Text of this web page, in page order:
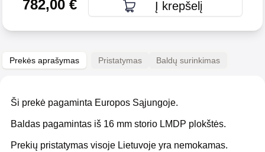
782,00€ Į krepšelį
Prekės aprašymas Pristatymas Baldų surinkimas
Ši prekė pagaminta Europos Sąjungoje.
Baldas pagamintas iš 16 mm storio LMDP plokštės.
Prekių pristatymas visoje Lietuvoje yra nemokamas.